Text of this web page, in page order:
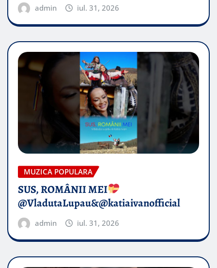
admin iul. 31, 2026
MUZICA POPULARA
SUS, ROMÂNII MEI
@VladutaLupau&@katiaivanofficial
admin iul. 31, 2026